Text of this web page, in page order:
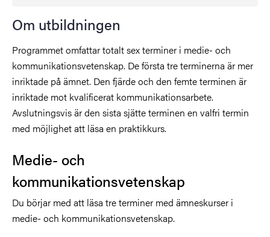
Om utbildningen
Programmet omfattar totalt sex terminer i medie- och
kommunikationsvetenskap. De första tre terminerna är mer
inriktade på ämnet. Den fjärde och den femte terminen är
inriktade mot kvalificerat kommunikationsarbete.
Avslutningsvis är den sista sjätte terminen en valfri termin
med möjlighet att läsa en praktikkurs.
Medie- och
kommunikationsvetenskap
Du börjar med att läsa tre terminer med ämneskurser i
medie- och kommunikationsvetenskap.